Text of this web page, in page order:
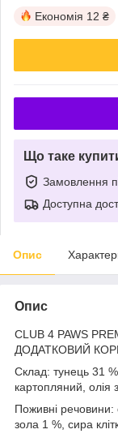
Економія 12 ₴
Що таке
Замовлення
Доступна
Опис
Опис
CLUB 4 PAWS
ДОДАТКОВИЙ
Склад: тунець 31
картопляний, олія
Поживні
зола 1 %, сира